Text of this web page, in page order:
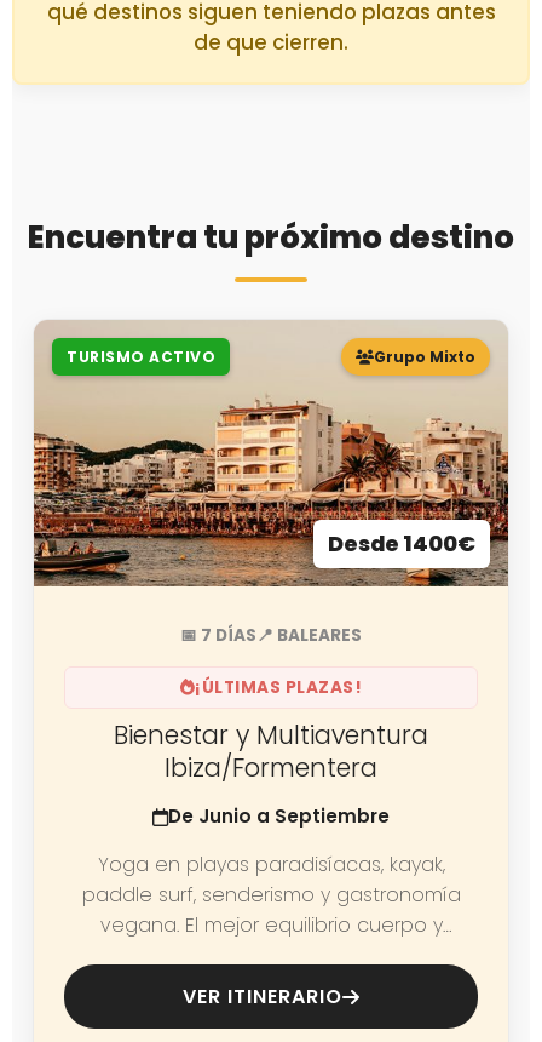
qué destinos siguen teniendo plazas antes
de que cierren.
Encuentra tu próximo destino
TURISMO ACTIVO Grupo Mixto
Desde 1400€
📅 7 DÍAS📍 BALEARES
¡ÚLTIMAS PLAZAS!
Bienestar y Multiaventura
Ibiza/Formentera
De Junio a Septiembre
Yoga en playas paradisíacas, kayak,
paddle surf, senderismo y gastronomía
vegana. El mejor equilibrio cuerpo y
VER ITINERARIO